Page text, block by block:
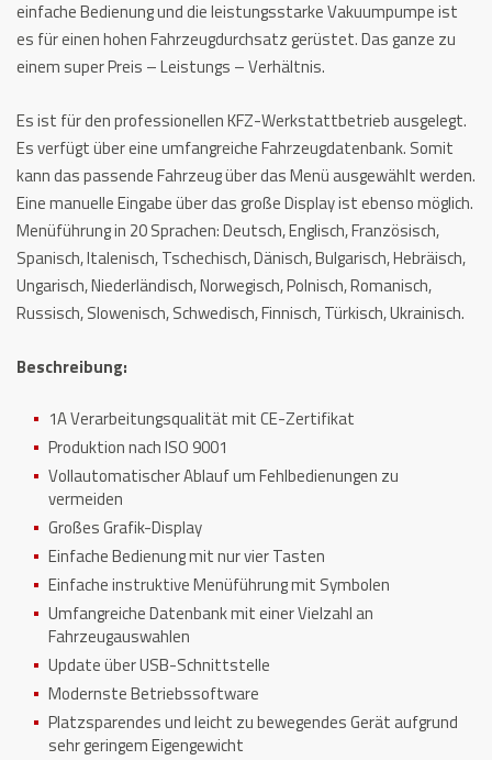
einfache Bedienung und die leistungsstarke Vakuumpumpe ist
es für einen hohen Fahrzeugdurchsatz gerüstet. Das ganze zu
einem super Preis – Leistungs – Verhältnis.
Es ist für den professionellen KFZ-Werkstattbetrieb ausgelegt.
Es verfügt über eine umfangreiche Fahrzeugdatenbank. Somit
kann das passende Fahrzeug über das Menü ausgewählt werden.
Eine manuelle Eingabe über das große Display ist ebenso möglich.
Menüführung in 20 Sprachen: Deutsch, Englisch, Französisch,
Spanisch, Italenisch, Tschechisch, Dänisch, Bulgarisch, Hebräisch,
Ungarisch, Niederländisch, Norwegisch, Polnisch, Romanisch,
Russisch, Slowenisch, Schwedisch, Finnisch, Türkisch, Ukrainisch.
Beschreibung:
1A Verarbeitungsqualität mit CE-Zertifikat
Produktion nach ISO 9001
Vollautomatischer Ablauf um Fehlbedienungen zu
vermeiden
Großes Grafik-Display
Einfache Bedienung mit nur vier Tasten
Einfache instruktive Menüführung mit Symbolen
Umfangreiche Datenbank mit einer Vielzahl an
Fahrzeugauswahlen
Update über USB-Schnittstelle
Modernste Betriebssoftware
Platzsparendes und leicht zu bewegendes Gerät aufgrund
sehr geringem Eigengewicht